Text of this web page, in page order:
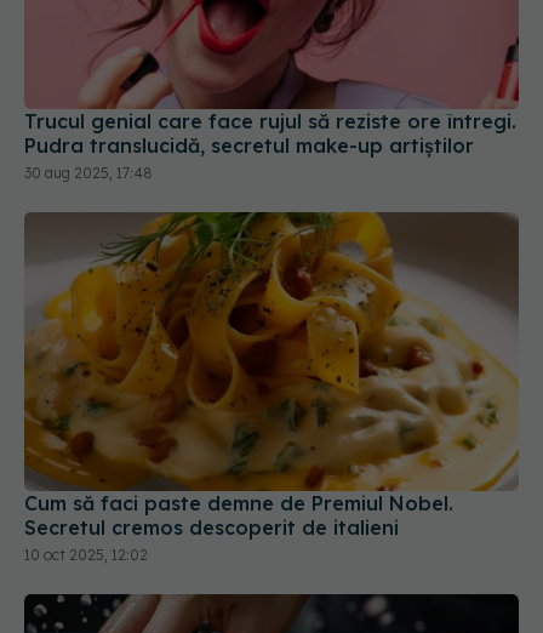
Trucul genial care face rujul să reziste ore întregi.
Pudra translucidă, secretul make-up artiștilor
30 aug 2025, 17:48
Cum să faci paste demne de Premiul Nobel.
Secretul cremos descoperit de italieni
10 oct 2025, 12:02